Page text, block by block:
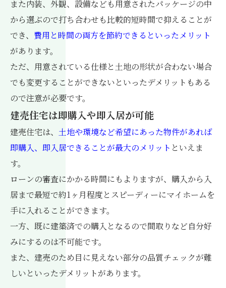
また内装、外観、設備なども用意されたパッケージの中
から選ぶので打ち合わせも比較的短時間で抑えることが
でき、 費用と時間の両方を節約できるといったメリット
があります。
ただ、用意されている仕様と土地の形状が合わない場合
でも変更することができないといったデメリットもある
ので注意が必要です。
建売住宅は即購入や即入居が可能
建売住宅は、 土地や環境など希望にあった物件があれば
即購入、即入居できることが最大のメリット といえま
す。
ローンの審査にかかる時間にもよりますが、購入から入
居まで最短で約1ヶ月程度とスピーディーにマイホームを
手に入れることができます。
一方、既に建築済での購入となるので間取りなど自分好
みにするのは不可能です。
また、建売のため目に見えない部分の品質チェックが難
しいといったデメリットがあります。